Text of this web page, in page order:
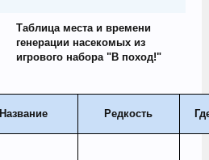
Таблица места и времени
генерации насекомых из
игрового набора "В поход!"
Название Редкость